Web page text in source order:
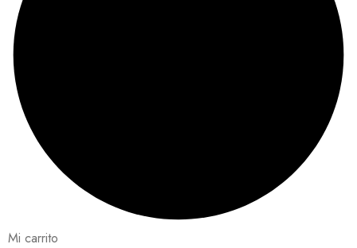
Mi carrito